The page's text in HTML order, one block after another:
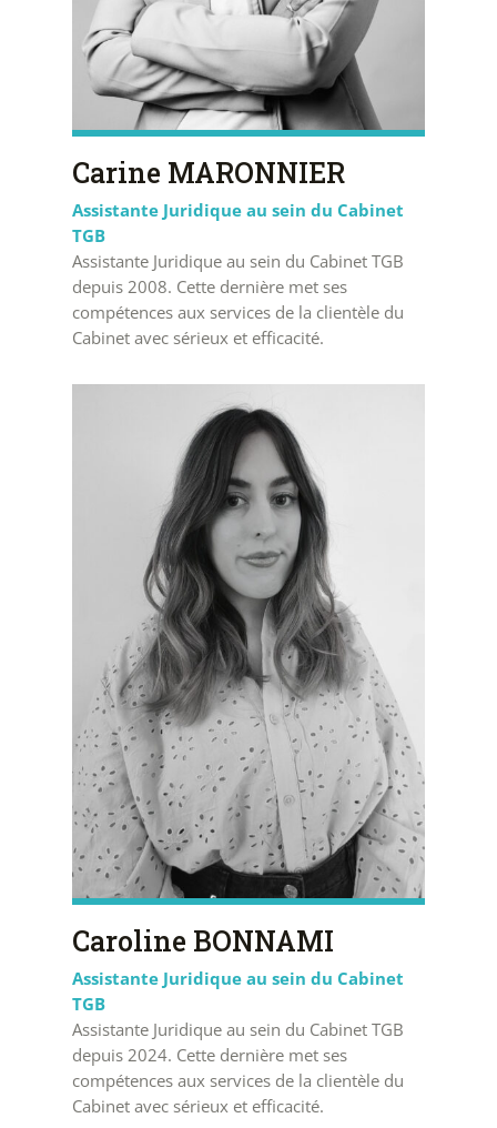
Carine MARONNIER
Assistante Juridique au sein du Cabinet
TGB
Assistante Juridique au sein du Cabinet TGB
depuis 2008. Cette dernière met ses
compétences aux services de la clientèle du
Cabinet avec sérieux et efficacité.
Caroline BONNAMI
Assistante Juridique au sein du Cabinet
TGB
Assistante Juridique au sein du Cabinet TGB
depuis 2024. Cette dernière met ses
compétences aux services de la clientèle du
Cabinet avec sérieux et efficacité.